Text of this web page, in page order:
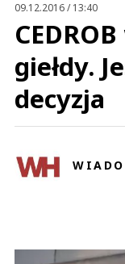
09.12.2016 / 13:40
giełdy.
decyzja